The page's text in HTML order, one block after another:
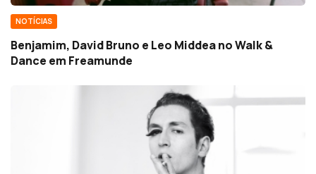
NOTÍCIAS
Benjamim, David Bruno e Leo Middea no Walk &
Dance em Freamunde